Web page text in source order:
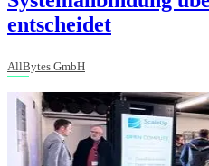
entscheidet
AllBytes GmbH